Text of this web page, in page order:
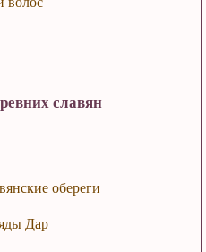
славян
обереги
Дар